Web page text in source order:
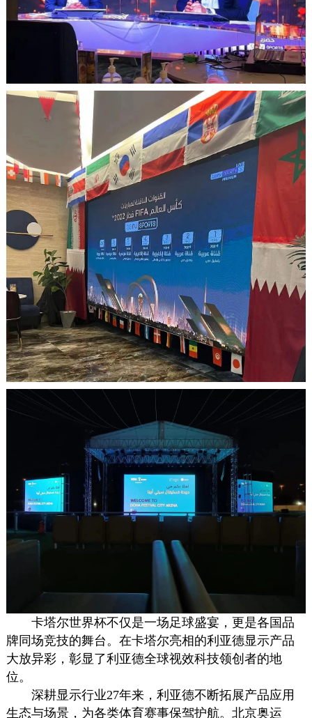
卡塔尔世界杯不仅是一场足球盛宴，更是各国品
牌同场竞技的舞台。在卡塔尔亮相的利亚德显示产品
大放异彩，彰显了利亚德全球视效科技领创者的地
位。
深耕显示行业27年来，利亚德不断拓展产品应用
生态与场景，为各类体育赛事保驾护航。北京奥运